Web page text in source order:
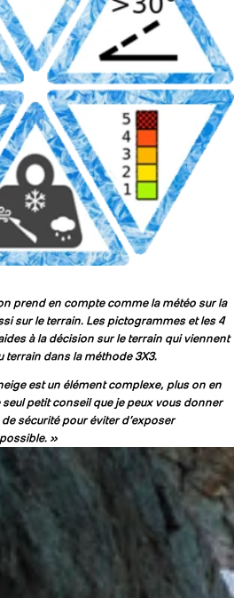
prend en compte comme la météo sur la
sur le terrain. Les pictogrammes et les 4
à la décision sur le terrain qui viennent
dans la méthode 3X3.
est un élément complexe, plus on en
petit conseil que je peux vous donner
sécurité pour éviter d’exposer
»